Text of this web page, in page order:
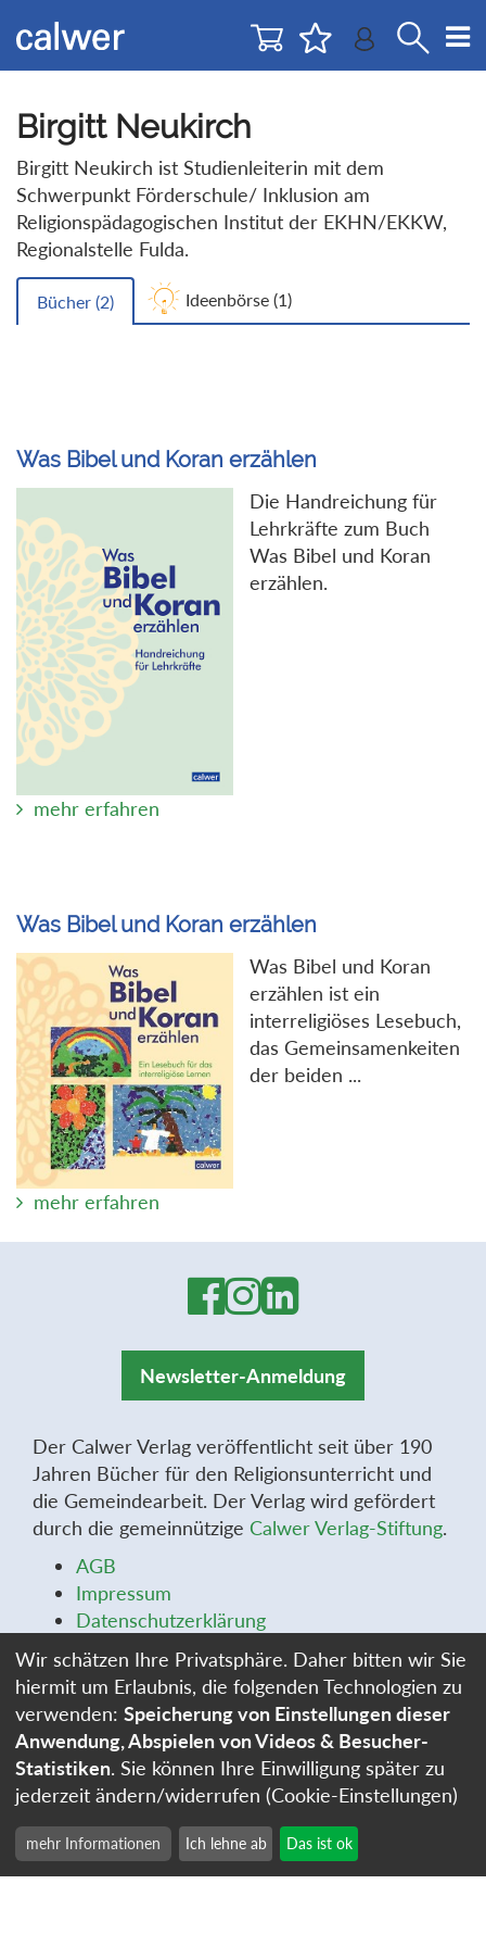
zur
Navigation
zum
Inhalt
Birgitt Neukirch
Birgitt Neukirch ist Studienleiterin mit dem
Schwerpunkt Förderschule/ Inklusion am
Religionspädagogischen Institut der EKHN/EKKW,
Regionalstelle Fulda.
Bücher (2) Ideenbörse (1)
Was Bibel und Koran erzählen
Die Handreichung für
Lehrkräfte zum Buch
Was Bibel und Koran
erzählen.
mehr erfahren
Was Bibel und Koran erzählen
Was Bibel und Koran
erzählen ist ein
interreligiöses Lesebuch,
das Gemeinsamenkeiten
der beiden ...
mehr erfahren
Newsletter-Anmeldung
Der Calwer Verlag veröffentlicht seit über 190
Jahren Bücher für den Religionsunterricht und
die Gemeindearbeit. Der Verlag wird gefördert
durch die gemeinnützige Calwer Verlag-Stiftung.
AGB
Impressum
Datenschutzerklärung
Widerrufsbelehrung
Widerrufsformular
Stellenangebote
Cookie-Einstellungen
Wir schätzen Ihre Privatsphäre. Daher bitten wir Sie
hiermit um Erlaubnis, die folgenden Technologien zu
verwenden: Speicherung von Einstellungen dieser
Anwendung, Abspielen von Videos & Besucher-
Statistiken. Sie können Ihre Einwilligung später zu
jederzeit ändern/widerrufen (Cookie-Einstellungen)
mehr Informationen Ich lehne ab Das ist ok